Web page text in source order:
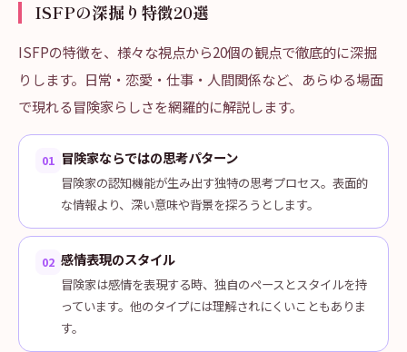
ISFPの深掘り特徴20選
ISFPの特徴を、様々な視点から20個の観点で徹底的に深掘
りします。日常・恋愛・仕事・人間関係など、あらゆる場面
で現れる冒険家らしさを網羅的に解説します。
01 冒険家ならではの思考パターン
冒険家の認知機能が生み出す独特の思考プロセス。表面的
な情報より、深い意味や背景を探ろうとします。
02 感情表現のスタイル
冒険家は感情を表現する時、独自のペースとスタイルを持
っています。他のタイプには理解されにくいこともありま
す。